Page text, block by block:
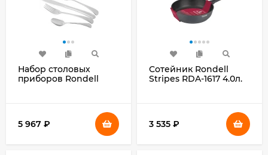
Набор столовых
приборов Rondell
5 967 ₽
Сотейник Rondell
Stripes RDA-1617 4.0л.
3 535 ₽